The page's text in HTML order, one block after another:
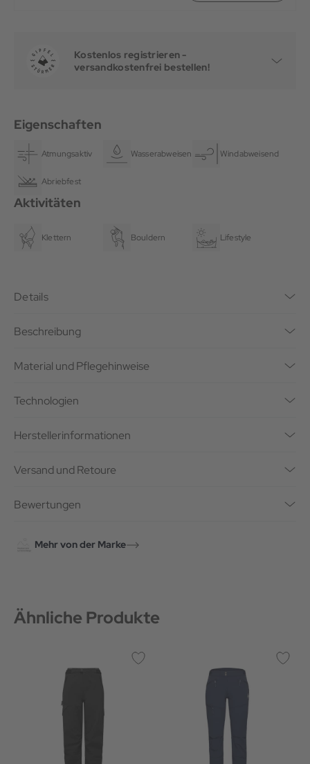
Kostenlos registrieren -
versandkostenfrei bestellen!
Eigenschaften
Atmungsaktiv Wasserabweisend Windabweisend
Abriebfest
Aktivitäten
Klettern Bouldern Lifestyle
Details
Beschreibung
Material und Pflegehinweise
Technologien
Herstellerinformationen
Versand und Retoure
Bewertungen
Mehr von der Marke
Ähnliche Produkte